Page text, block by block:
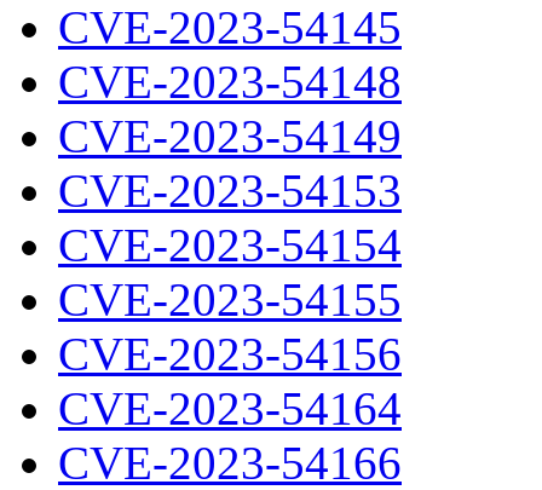
CVE-2023-54145
CVE-2023-54148
CVE-2023-54149
CVE-2023-54153
CVE-2023-54154
CVE-2023-54155
CVE-2023-54156
CVE-2023-54164
CVE-2023-54166